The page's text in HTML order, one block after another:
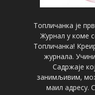
Топличанка је
Журнал у коме
Топличанка!
журнала.
Садржаје
занимљивим,
маил адресу.